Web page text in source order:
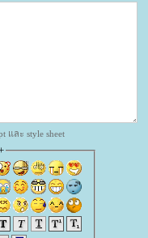
และ style sheet